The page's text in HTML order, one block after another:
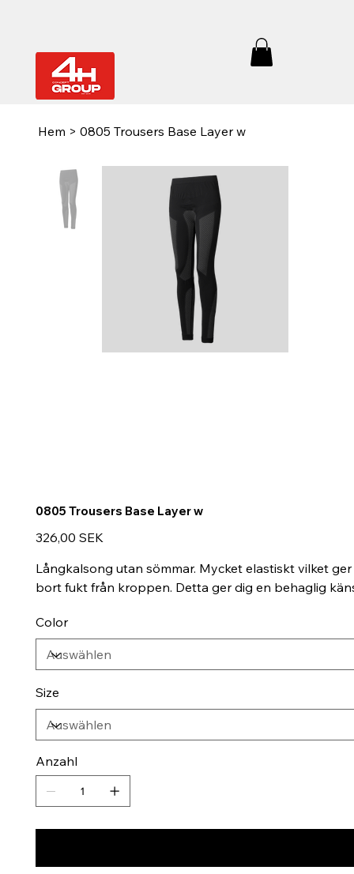
Hem > 0805 Trousers Base Layer w
0805 Trousers Base Layer w
Preis
326,00 SEK
Långkalsong utan sömmar. Mycket elastiskt vilket
bort fukt från kroppen. Detta ger dig en behaglig
Color
Size
Anzahl